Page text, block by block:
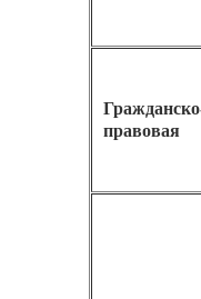
правовая